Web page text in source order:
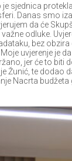
sjednica
Danas smo
da će
odluke.
bez obzira
uvjerenje je
jer će to biti
Žunić, te dodao
Nacrta budžeta